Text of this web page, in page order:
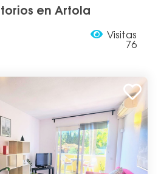
en Artola
Visitas
76